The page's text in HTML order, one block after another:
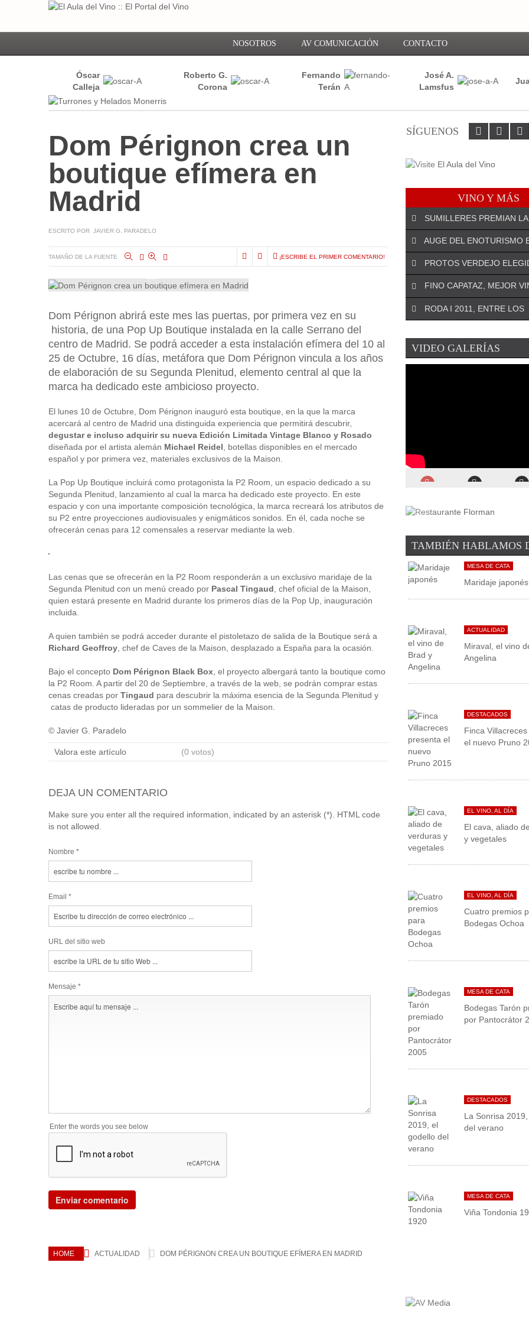
NOSOTROS AV COMUNICACIÓN CONTACTO
Óscar
Calleja
Roberto G.
Corona
Fernando
Terán
José A.
Lamsfus
Dom Pérignon crea un
boutique efímera en
Madrid
ESCRITO POR JAVIER G. PARADELO
TAMAÑO DE LA FUENTE ¡ESCRIBE EL PRIMER COMENTARIO!
Dom Pérignon abrirá este mes las puertas, por primera vez en su
historia, de una Pop Up Boutique instalada en la calle Serrano del
centro de Madrid. Se podrá acceder a esta instalación efímera del 10 al
25 de Octubre, 16 días, metáfora que Dom Pérignon vincula a los años
de elaboración de su Segunda Plenitud, elemento central al que la
marca ha dedicado este ambicioso proyecto.
El lunes 10 de Octubre, Dom Pérignon inauguró esta boutique, en la que la marca
acercará al centro de Madrid una distinguida experiencia que permitirá descubrir,
degustar e incluso adquirir su nueva Edición Limitada Vintage Blanco y Rosado
diseñada por el artista alemán Michael Reidel , botellas disponibles en el mercado
español y por primera vez, materiales exclusivos de la Maison.
La Pop Up Boutique incluirá como protagonista la P2 Room, un espacio dedicado a su
Segunda Plenitud, lanzamiento al cual la marca ha dedicado este proyecto. En este
espacio y con una importante composición tecnológica, la marca recreará los atributos de
su P2 entre proyecciones audiovisuales y enigmáticos sonidos. En él, cada noche se
ofrecerán cenas para 12 comensales a reservar mediante la web
Las cenas que se ofrecerán en la P2 Room responderán a un exclusivo maridaje de la
Segunda Plenitud con un menú creado por Pascal Tingaud , chef oficial de la Maison,
quien estará presente en Madrid durante los primeros días de la Pop Up, inauguración
incluida.
A quien también se podrá acceder durante el pistoletazo de salida de la Boutique será a
Richard Geoffroy , chef de Caves de la Maison, desplazado a España para la ocasión.
Bajo el concepto Dom Pérignon Black Box , el proyecto albergará tanto la boutique como
la P2 Room. A partir del 20 de Septiembre, a través de la web , se podrán comprar estas
cenas creadas por Tingaud para descubrir la máxima esencia de la Segunda Plenitud y
catas de producto lideradas por un sommelier de la Maison.
© Javier G. Paradelo
Valora este artículo (0 votos)
DEJA UN COMENTARIO
Make sure you enter all the required information, indicated by an asterisk (*). HTML code
is not allowed.
Nombre *
Email *
URL del sitio web
Mensaje *
Enter the words you see below
HOME ACTUALIDAD DOM PÉRIGNON CREA UN BOUTIQUE EFÍMERA EN MADRID
SÍGUENOS
VINO Y MÁS
SUMILLERES PREMIAN LA
El especialista riojano José
para ...
AUGE DEL ENOTURISMO
¡DEJA EL PRIMER COMENTARIO!
La Denominación de Origen de
encumbra a la uva Monastrell
PROTOS VERDEJO
La conocida revista
Wine Spectatorha elegido a
Verdejo como el mejor
FINO CAPATAZ, MEJOR
¡DEJA EL PRIMER COMENTARIO!
El Ministerio de Agricultura ha
RODA I 2011, ENTRE LOS
VIDEO GALERÍAS
TAMBIÉN HABLAMOS
MESA DE CATA
Maridaje japonés
ACTUALIDAD
Miraval, el vino
Angelina
DESTACADOS
Finca
el nuevo Pruno
EL VINO, AL DÍA
El cava, aliado
y vegetales
EL VINO, AL DÍA
Cuatro premios
Bodegas Ochoa
MESA DE CATA
Bodegas Tarón
por Pantocrátor
DESTACADOS
La Sonrisa
del verano
MESA DE CATA
Viña Tondonia